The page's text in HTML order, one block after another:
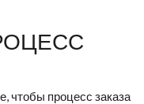
чтобы процесс заказа